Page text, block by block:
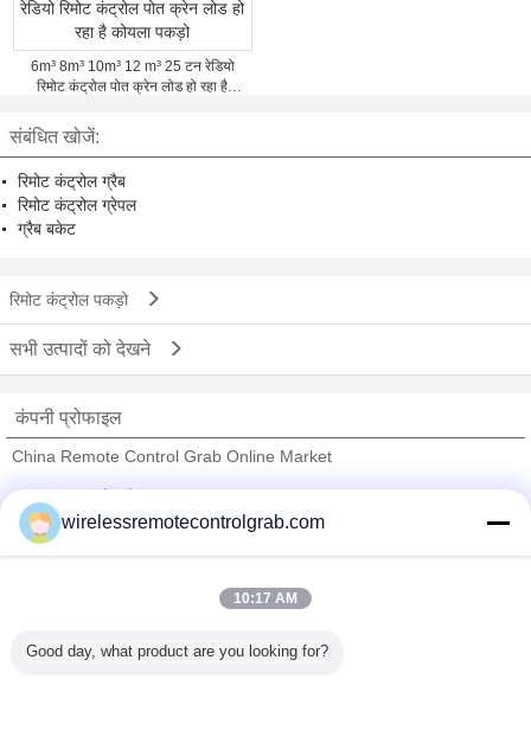
6m³ 8m³ 10m³ 12 m³ 25 टन रेडियो
रिमोट कंट्रोल पोत क्रेन लोड हो रहा है
संबंधित खोजें:
रिमोट कंट्रोल ग्रैब
रिमोट कंट्रोल ग्रेपल
ग्रैब बकेट
रिमोट कंट्रोल पकड़ो
सभी उत्पादों को देखने
कंपनी प्रोफाइल
China Remote Control Grab Online Market
Trust Seal
Verified Suplier
सभी उत्पाद
wirelessremotecontrolgrab.com
10:17 AM
Good day, what product are you looking for?